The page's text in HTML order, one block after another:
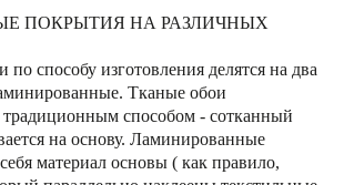
ПОКРЫТИЯ НА РАЗЛИЧНЫХ
по способу изготовления делятся на два
Тканые обои
традиционным способом - сотканный
на основу. Ламинированные
материал основы ( как правило,